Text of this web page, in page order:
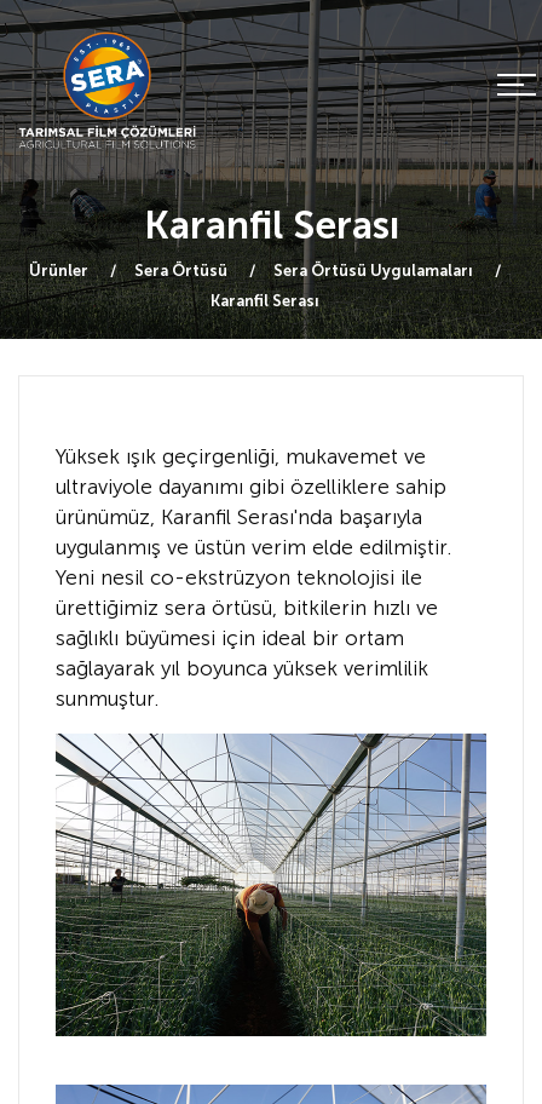
Karanfil Serası
Ürünler Sera Örtüsü
Sera Örtüsü Uygulamaları
Karanfil Serası
Yüksek ışık geçirgenliği, mukavemet ve
ultraviyole dayanımı gibi özelliklere sahip
ürünümüz, Karanfil Serası'nda başarıyla
uygulanmış ve üstün verim elde edilmiştir.
Yeni nesil co-ekstrüzyon teknolojisi ile
ürettiğimiz sera örtüsü, bitkilerin hızlı ve
sağlıklı büyümesi için ideal bir ortam
sağlayarak yıl boyunca yüksek verimlilik
sunmuştur.